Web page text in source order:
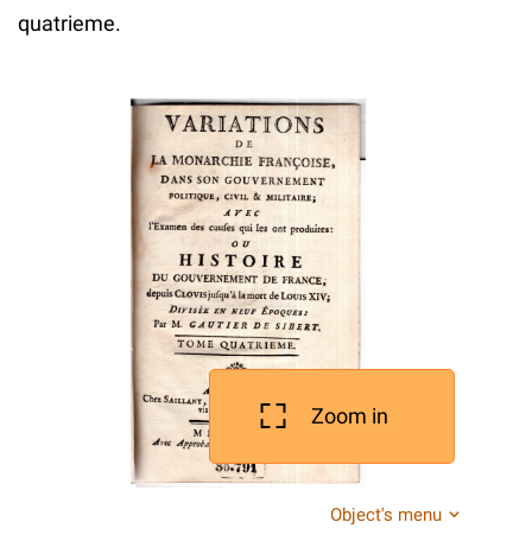
quatrieme.
Zoom in
Object's menu